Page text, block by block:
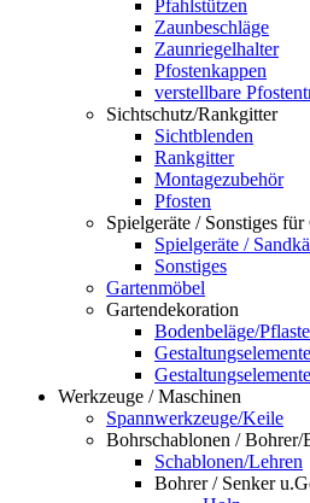
Pfahlstützen
Zaunbeschläge
Zaunriegelhalter
Pfostenkappen
verstellbare
Sichtschutz/Rankgitter
Sichtblenden
Rankgitter
Montagezubehör
Pfosten
Spielgeräte / Sonstiges für
Spielgeräte /
Sonstiges
Gartenmöbel
Gartendekoration
Bodenbeläge/
Werkzeuge / Maschinen
Spannwerkzeuge/Keile
Bohrschablonen / Bohrer/
Schablonen/Lehren
Bohrer / Senker